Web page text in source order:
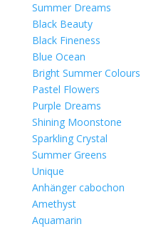
Summer Dreams
Black Beauty
Black Fineness
Blue Ocean
Bright Summer Colours
Pastel Flowers
Purple Dreams
Shining Moonstone
Sparkling Crystal
Summer Greens
Unique
Anhänger cabochon
Amethyst
Aquamarin